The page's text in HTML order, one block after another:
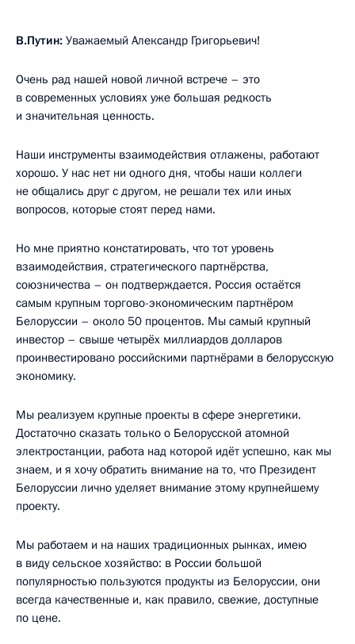
В.Путин: Уважаемый Александр Григорьевич!
Очень рад нашей новой личной встрече – это
в современных условиях уже большая редкость
и значительная ценность.
Наши инструменты взаимодействия отлажены, работают
хорошо. У нас нет ни одного дня, чтобы наши коллеги
не общались друг с другом, не решали тех или иных
вопросов, которые стоят перед нами.
Но мне приятно констатировать, что тот уровень
взаимодействия, стратегического партнёрства,
союзничества – он подтверждается. Россия остаётся
самым крупным торгово-экономическим партнёром
Белоруссии – около 50 процентов. Мы самый крупный
инвестор – свыше четырёх миллиардов долларов
проинвестировано российскими партнёрами в белорусскую
экономику.
Мы реализуем крупные проекты в сфере энергетики.
Достаточно сказать только о Белорусской атомной
электростанции, работа над которой идёт успешно, как мы
знаем, и я хочу обратить внимание на то, что Президент
Белоруссии лично уделяет внимание этому крупнейшему
проекту.
Мы работаем и на наших традиционных рынках, имею
в виду сельское хозяйство: в России большой
популярностью пользуются продукты из Белоруссии, они
всегда качественные и, как правило, свежие, доступные
по цене.